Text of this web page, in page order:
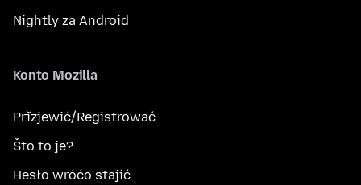
Nightly za Android
Konto Mozilla
Přizjewić/Registrować
Što to je?
Hesło wróćo stajić